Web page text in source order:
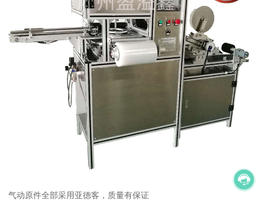
气动原件全部采用亚德客，质量有保证